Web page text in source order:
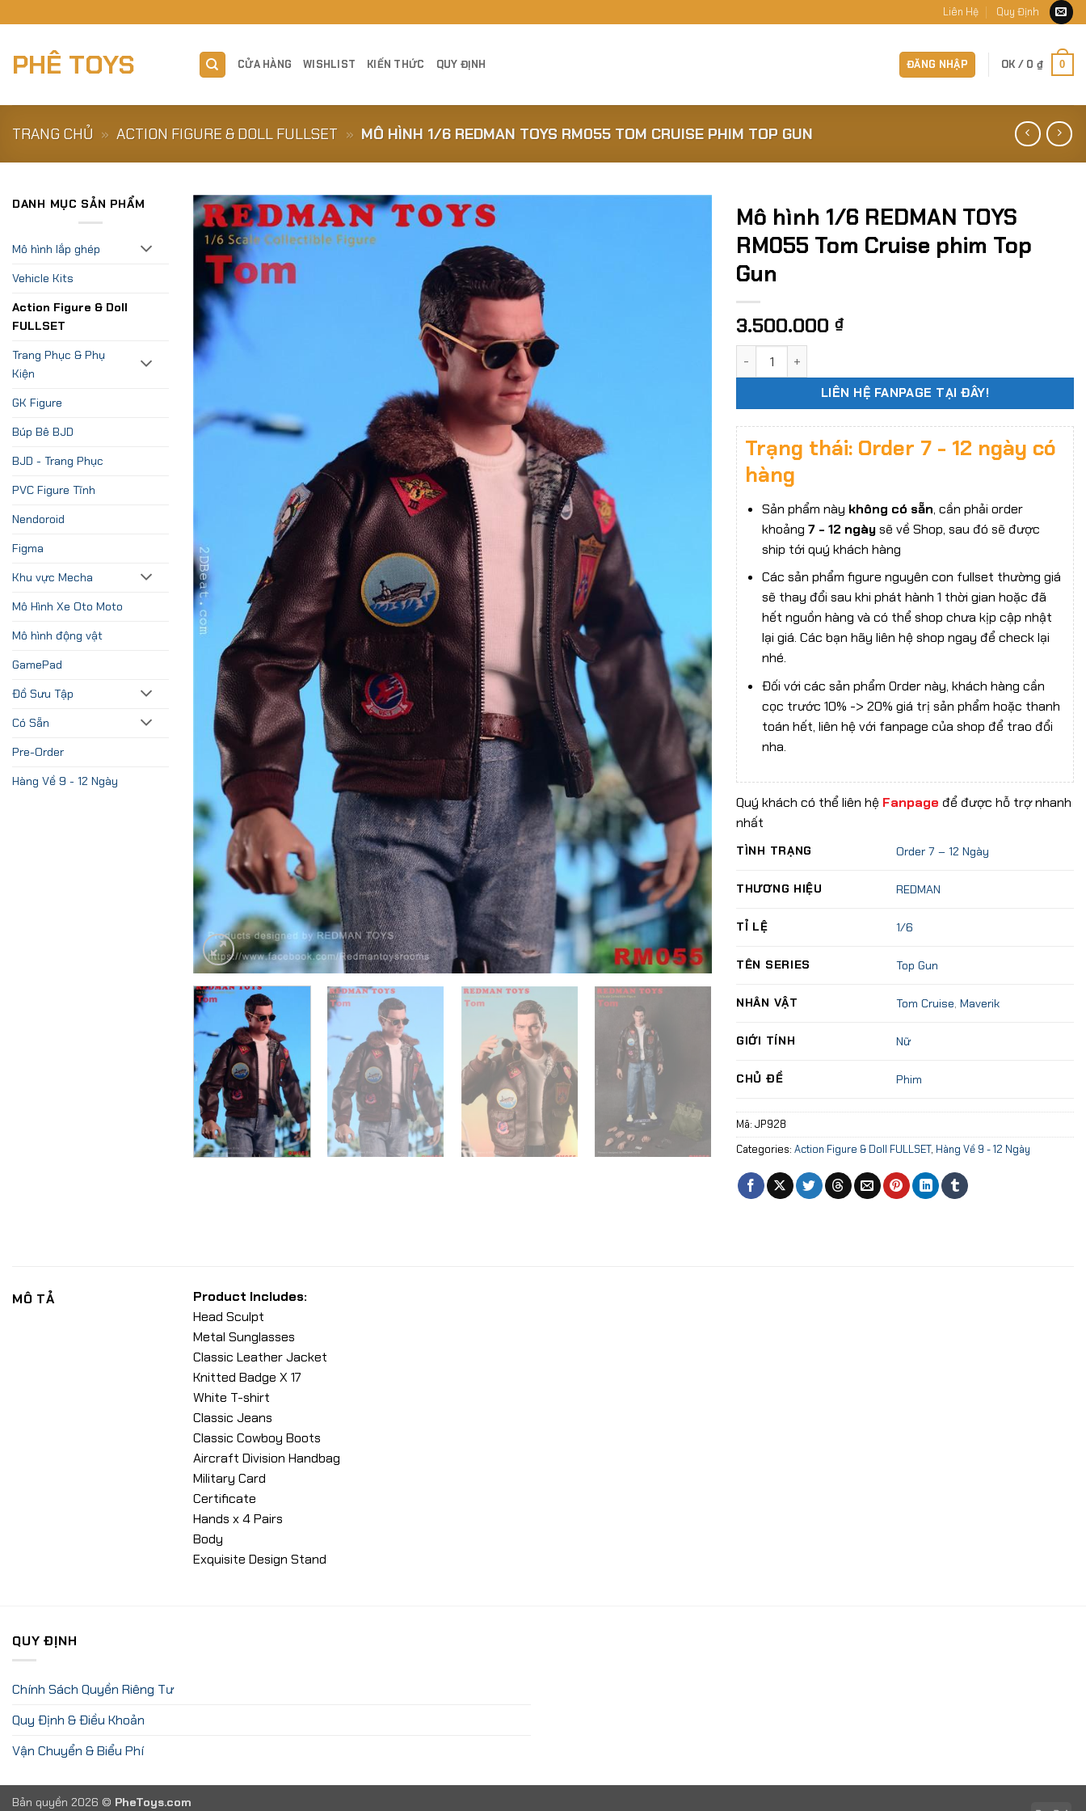
to
Liên Hệ Quy Định
PHÊ TOYS CỬA HÀNG WISHLIST KIẾN THỨC QUY ĐỊNH ĐĂNG NHẬP OK / 0 ₫ 0
TRANG CHỦ » ACTION FIGURE & DOLL FULLSET » MÔ HÌNH 1/6 REDMAN TOYS RM055 TOM CRUISE PHIM TOP GUN
DANH MỤC SẢN PHẨM
Mô hình lắp ghép
Vehicle Kits
Action Figure & Doll
FULLSET
Trang Phục & Phụ
Kiện
GK Figure
Búp Bê BJD
BJD - Trang Phục
PVC Figure Tĩnh
Nendoroid
Figma
Khu vực Mecha
Mô Hình Xe Oto Moto
Mô hình động vật
GamePad
Đồ Sưu Tập
Có Sẵn
Pre-Order
Hàng Về 9 - 12 Ngày
Mô hình 1/6 REDMAN TOYS
RM055 Tom Cruise phim Top
Gun
3.500.000 ₫
LIÊN HỆ FANPAGE TẠI ĐÂY!
Trạng thái: Order 7 - 12 ngày có
hàng
Sản phẩm này không có sẵn, cần phải order
khoảng 7 - 12 ngàysẽ về Shop, sau đó sẽ được
ship tới quý khách hàng
Các sản phẩm figure nguyên con fullset thường giá
sẽ thay đổi sau khi phát hành 1 thời gian hoặc đã
hết nguồn hàng và có thể shop chưa kịp cập nhật
lại giá. Các bạn hãy liên hệ shop ngay để check lại
nhé.
Đối với các sản phẩm Order này, khách hàng cần
cọc trước 10% -> 20% giá trị sản phẩm hoặc thanh
toán hết, liên hệ với fanpage của shop để trao đổi
nha.
Quý khách có thể liên hệ Fanpage để được hỗ trợ nhanh
nhất
TÌNH TRẠNG Order 7 – 12 Ngày
THƯƠNG HIỆU REDMAN
TỈ LỆ 1/6
TÊN SERIES Top Gun
NHÂN VẬT Tom Cruise,Maverik
GIỚI TÍNH Nữ
CHỦ ĐỀ Phim
Mã: JP928
Categories: Action Figure & Doll FULLSET, Hàng Về 9 - 12 Ngày
MÔ TẢ
Product Includes:
Head Sculpt
Metal Sunglasses
Classic Leather Jacket
Knitted Badge X 17
White T-shirt
Classic Jeans
Classic Cowboy Boots
Aircraft Division Handbag
Military Card
Certificate
Hands x 4 Pairs
Body
Exquisite Design Stand
QUY ĐỊNH
Chính Sách Quyền Riêng Tư
Quy Định & Điều Khoản
Vận Chuyển & Biểu Phí
Bản quyền 2026 © PheToys.com